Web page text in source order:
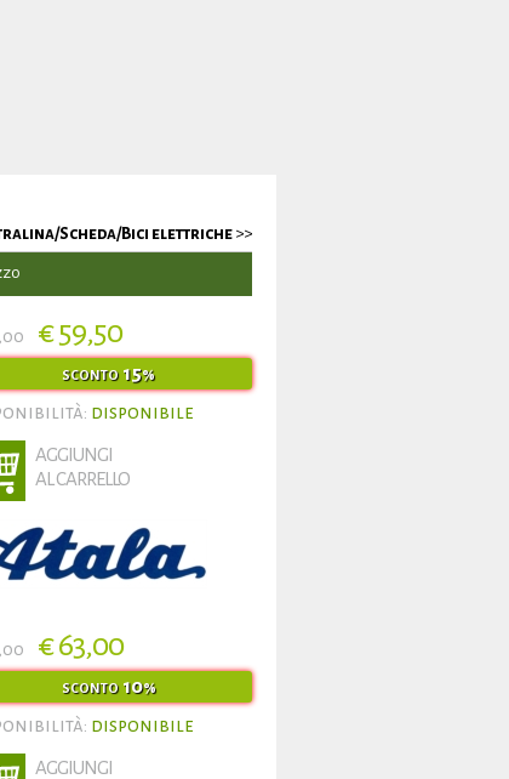
Scheda/Bici elettriche>>
€ 59,50
SCONTO 15%
disponibile
AGGIUNGI
AL CARRELLO
€ 63,00
SCONTO10%
disponibile
AGGIUNGI